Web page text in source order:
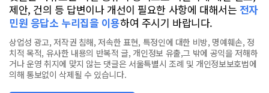
제안, 건의 등 답변이나 개선이 필요한 사항에 대해서는 전자
민원 응답소 누리집을 이용하여 주시기 바랍니다.
상업성 광고, 저작권 침해, 저속한 표현, 특정인에 대한 비방, 명예훼손, 정
치적 목적, 유사한 내용의 반복적 글, 개인정보 유출,그 밖에 공익을 저해하
거나 운영 취지에 맞지 않는 댓글은 서울특별시 조례 및 개인정보보호법에
의해 통보없이 삭제될 수 있습니다.